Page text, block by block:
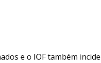
e o IOF também